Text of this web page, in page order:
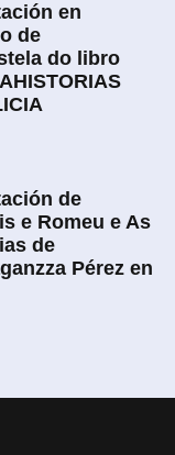
en
de
do libro
de
e Romeu e As
de
Pérez en